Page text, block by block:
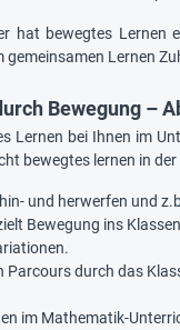
hat bewegtes Lernen
gemeinsamen Lernen
Bewegung –
Lernen bei Ihnen im
bewegtes lernen in
hin- und herwerfen und
Bewegung ins
Parcours durch das
im Mathematik-